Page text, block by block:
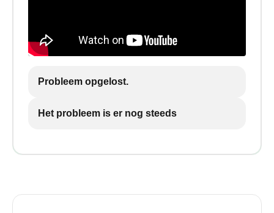
Probleem opgelost.
Het probleem is er nog steeds